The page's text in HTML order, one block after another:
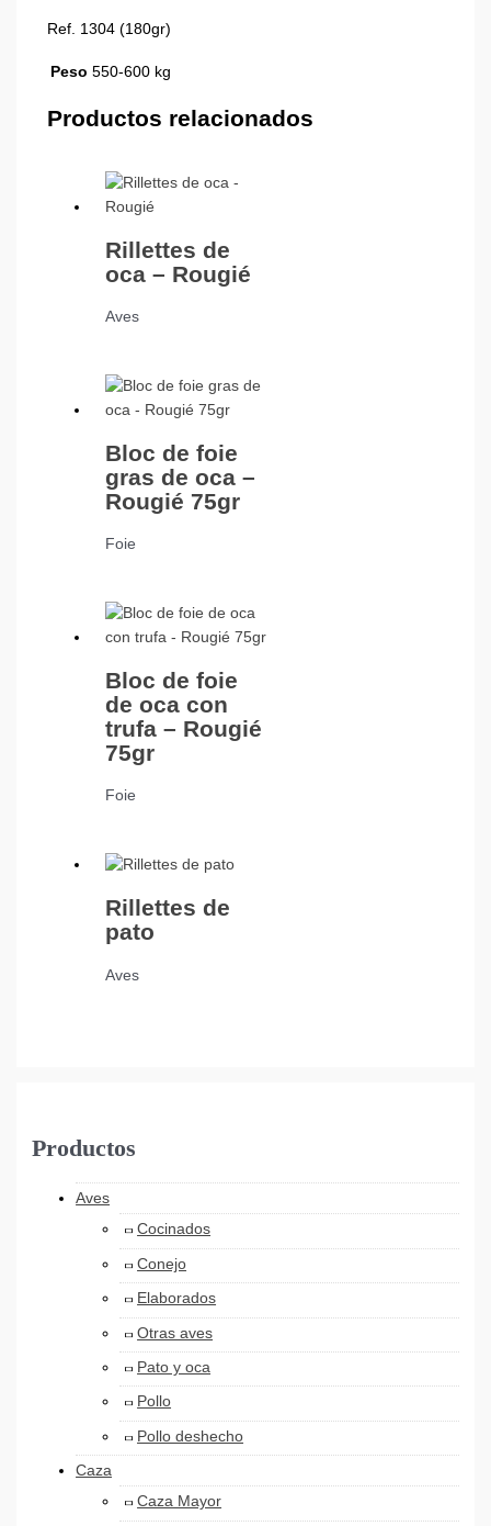
Ref. 1304 (180gr)
Peso 550-600 kg
Productos relacionados
Rillettes de
oca – Rougié
Aves
Bloc de foie
gras de oca –
Rougié 75gr
Foie
Bloc de foie
de oca con
trufa – Rougié
75gr
Foie
Rillettes de
pato
Aves
Productos
Aves
Cocinados
Conejo
Elaborados
Otras aves
Pato y oca
Pollo
Pollo deshecho
Caza
Caza Mayor